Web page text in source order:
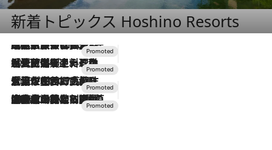
新着トピックス Hoshino Resorts
2026.7.31
【ホテル帰省】という選択肢をOMOが提案。家族とほどよい距離を保つには「昼は実家、夜は気兼ねなくホテルで！」
2026.7.24
【夏限定ディナーコース】旬を迎える稚鮎や花ズッキーニなどをイタリア・トスカーナの郷土料理の手法で満喫！
2026.7.17
「土佐和ハーブかき氷」がOMO7高知に登場！生姜、山椒、大葉など目にも舌にも涼を呼ぶ郷土の味
2026.7.10
NEW OPEN！【界 草津】名湯の地に誕生。趣の異なる2種の温泉と上州ならではの会席・蕎麦割烹など美食を味わう究極の癒やし旅